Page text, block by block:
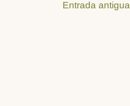
Entrada antigua